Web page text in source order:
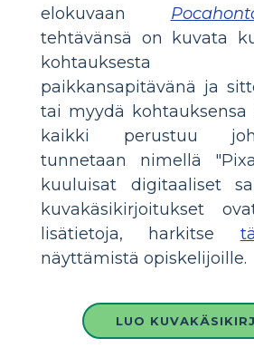
elokuvaan
tehtävänsä on kuvata
kohtauksesta
paikkansapitävänä ja
tai myydä kohtauksensa
kaikki perustuu
tunnetaan nimellä
kuuluisat digitaaliset
kuvakäsikirjoitukset
lisätietoja, harkitse
näyttämistä opiskelijoille.
LUO